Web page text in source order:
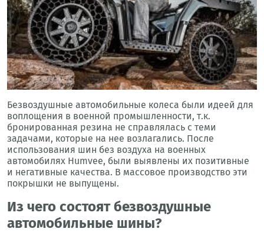
Безвоздушные автомобильные колеса были идеей для
воплощения в военной промышленности, т.к.
бронированная резина не справлялась с теми
задачами, которые на нее возлагались. После
использования шин без воздуха на военных
автомобилях Humvee, были выявлены их позитивные
и негативные качества. В массовое производство эти
покрышки не выпущены.
Из чего состоят безвоздушные
автомобильные шины?